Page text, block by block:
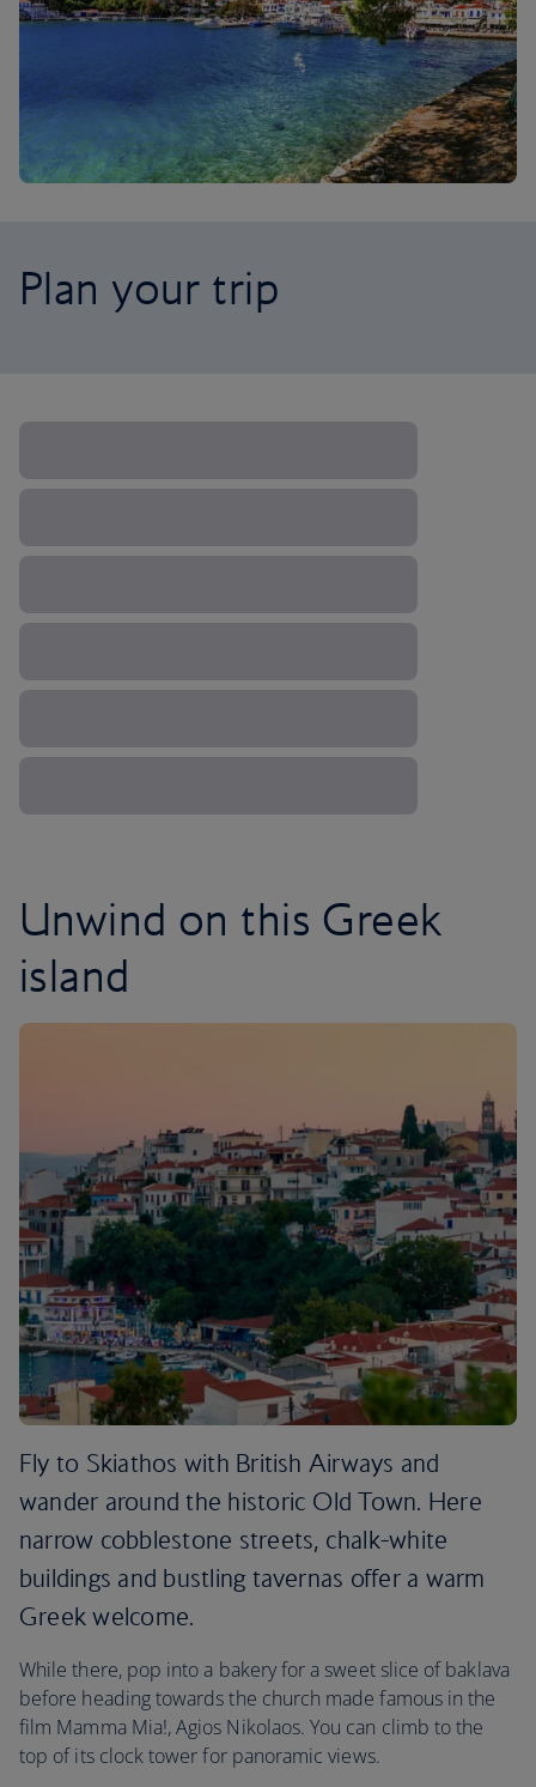
Plan your trip
Unwind on this Greek
island
Fly to Skiathos with British Airways and
wander around the historic Old Town. Here
narrow cobblestone streets, chalk-white
buildings and bustling tavernas offer a warm
Greek welcome.
While there, pop into a bakery for a sweet slice of baklava
before heading towards the church made famous in the
film Mamma Mia!, Agios Nikolaos. You can climb to the
top of its clock tower for panoramic views.